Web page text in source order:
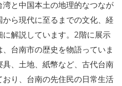
と中国本土の地理的なつなが
ら現代に至るまでの文化、経
解説しています。2階に展示
台南市の歴史を物語っていま
、土地、紙幣など、古代台南
り、台南の先住民の日常生活